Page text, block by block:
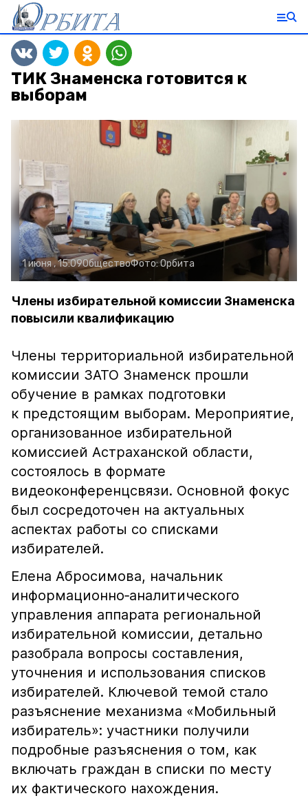
ТИК Знаменска готовится к
выборам
1 июня , 15:09ОбществоФото:Орбита
Члены избирательной комиссии Знаменска
повысили квалификацию
Члены территориальной избирательной
комиссии ЗАТО Знаменск прошли
обучение в рамках подготовки
к предстоящим выборам. Мероприятие,
организованное избирательной
комиссией Астраханской области,
состоялось в формате
видеоконференцсвязи. Основной фокус
был сосредоточен на актуальных
аспектах работы со списками
избирателей.
Елена Абросимова, начальник
информационно‑аналитического
управления аппарата региональной
избирательной комиссии, детально
разобрала вопросы составления,
уточнения и использования списков
избирателей. Ключевой темой стало
разъяснение механизма «Мобильный
избиратель»: участники получили
подробные разъяснения о том, как
включать граждан в списки по месту
их фактического нахождения.